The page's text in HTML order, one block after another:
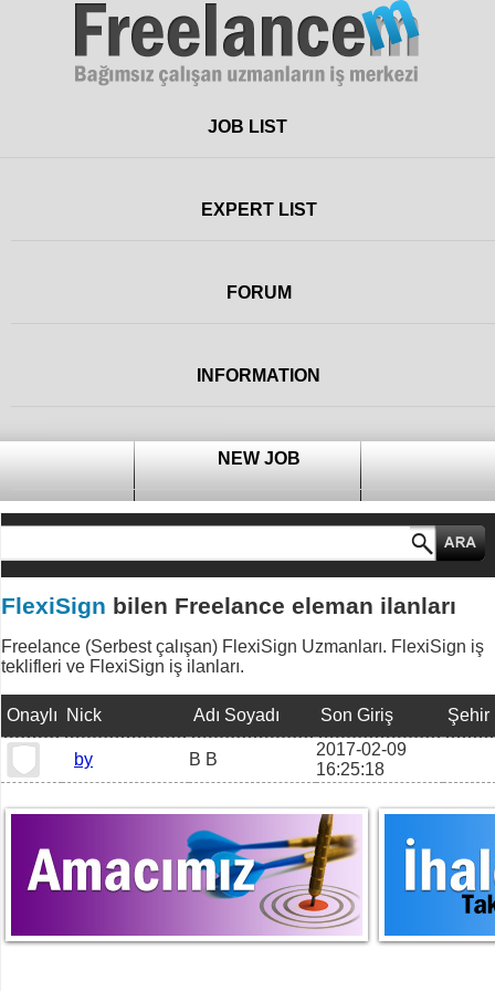
FreelanceJOB LIST
EXPERT LIST
FORUM
INFORMATION
NEW JOB
FlexiSign bilen Freelance eleman ilanları
Freelance (Serbest çalışan) FlexiSign Uzmanları. FlexiSign iş
teklifleri ve FlexiSign iş ilanları.
Onaylı Nick Adı Soyadı Son Giriş Şehir
by B B
2017-02-09
16:25:18